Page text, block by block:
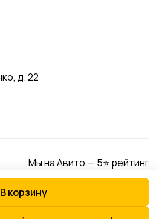
В корзину
д. 22
Мы на Авито — 5⭐ рейтинг
Оферта